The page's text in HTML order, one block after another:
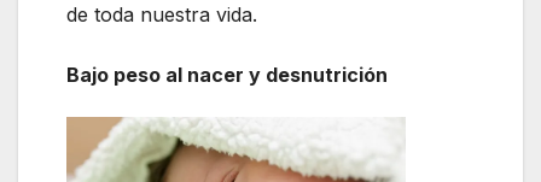
de toda nuestra vida.
Bajo peso al nacer y desnutrición